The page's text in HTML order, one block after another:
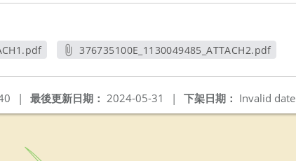
376735100E_1130049485_ATTACH2.pdf
下架日期： Invalid date
最後更新日期： 2024-05-31 |
|